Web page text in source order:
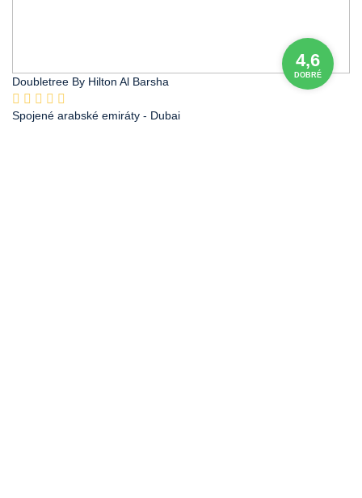
4,6
DOBRÉ
Doubletree By Hilton Al Barsha
Spojené arabské emiráty - Dubai